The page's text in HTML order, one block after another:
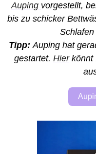
Auping vorgestellt,
bis zu schicker
Tipp: Auping hat
gestartet. Hier könnt